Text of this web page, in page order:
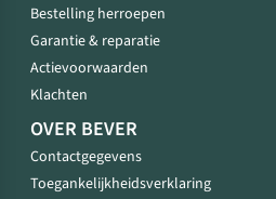
Bestelling herroepen
Garantie & reparatie
Actievoorwaarden
Klachten
OVER BEVER
Contactgegevens
Toegankelijkheidsverklaring